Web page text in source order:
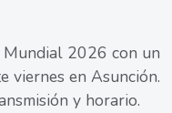
2026 con un
viernes en Asunción.
y horario.